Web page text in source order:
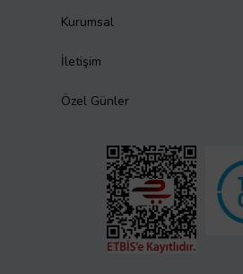
Kurumsal
İletişim
Özel Günler